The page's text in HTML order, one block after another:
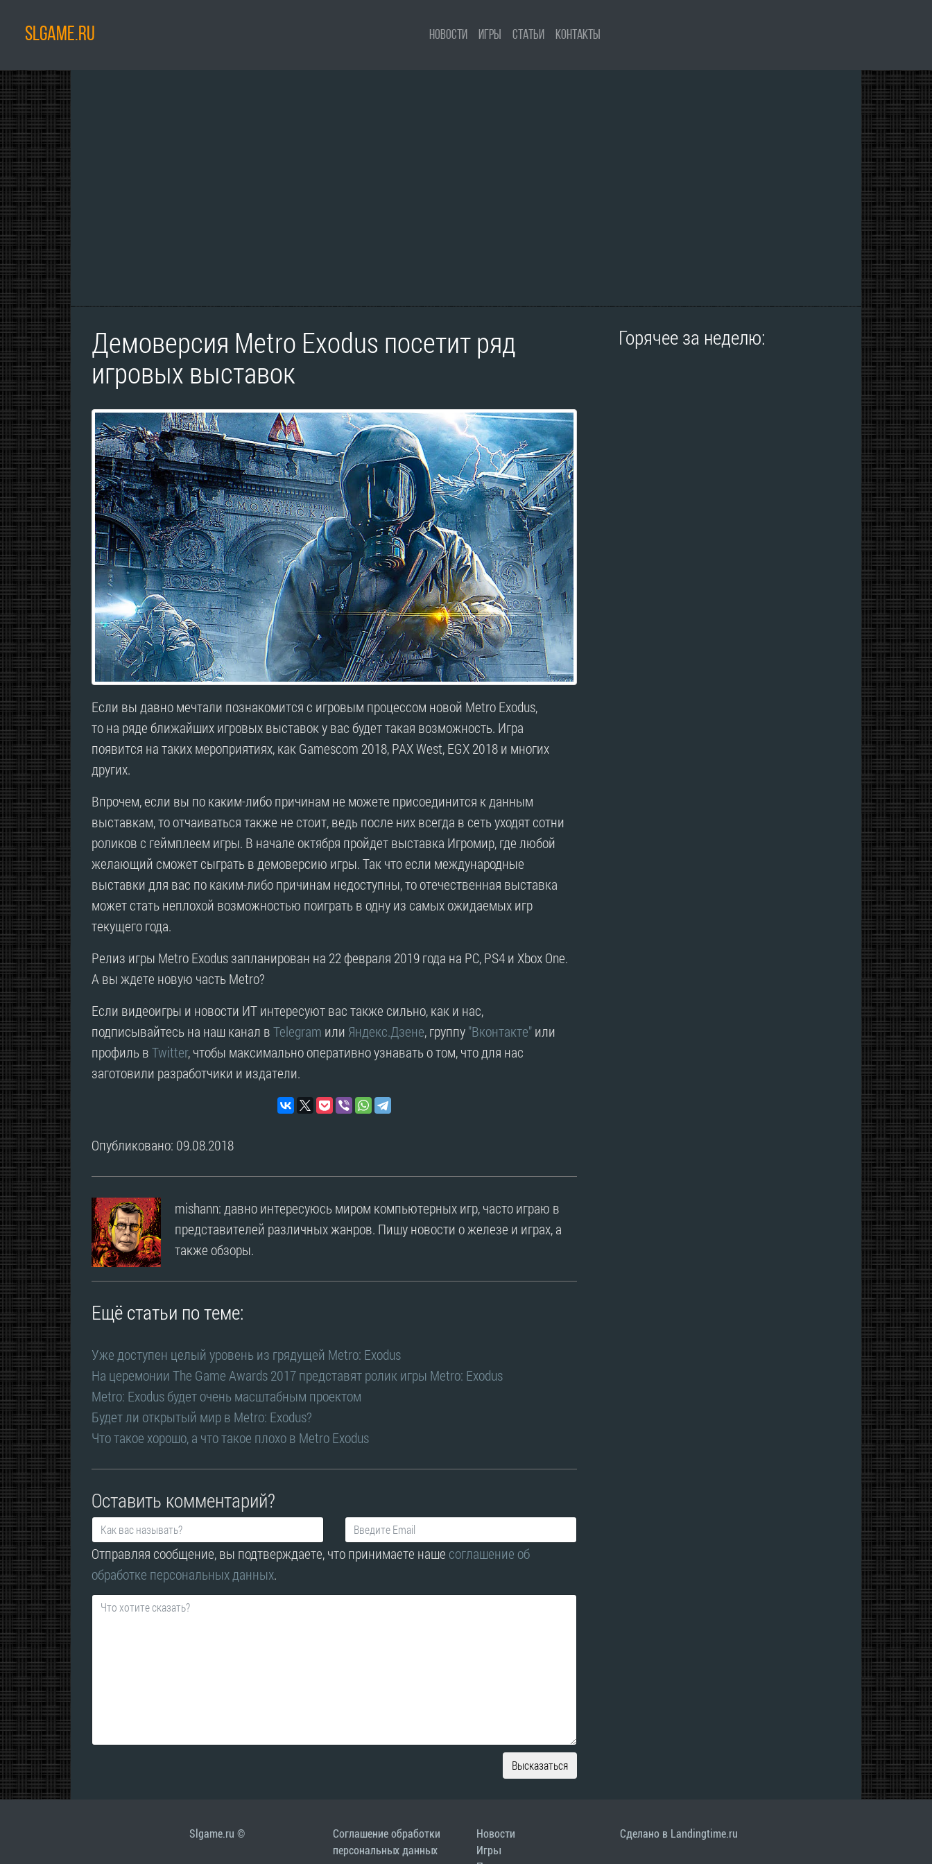
SLGAME.RU Новости Игры Статьи Контакты
Демоверсия Metro Exodus посетит ряд
игровых выставок
Если вы давно мечтали познакомится с игровым процессом новой Metro Exodus,
то на ряде ближайших игровых выставок у вас будет такая возможность. Игра
появится на таких мероприятиях, как Gamescom 2018, PAX West, EGX 2018 и многих
других.
Впрочем, если вы по каким-либо причинам не можете присоединится к данным
выставкам, то отчаиваться также не стоит, ведь после них всегда в сеть уходят сотни
роликов с геймплеем игры. В начале октября пройдет выставка Игромир, где любой
желающий сможет сыграть в демоверсию игры. Так что если международные
выставки для вас по каким-либо причинам недоступны, то отечественная выставка
может стать неплохой возможностью поиграть в одну из самых ожидаемых игр
текущего года.
Релиз игры Metro Exodus запланирован на 22 февраля 2019 года на PC, PS4 и Xbox One.
А вы ждете новую часть Metro?
Если видеоигры и новости ИТ интересуют вас также сильно, как и нас,
подписывайтесь на наш канал вTelegram или Яндекс.Дзене, группу"Вконтакте"или
профиль вTwitter, чтобы максимально оперативно узнавать о том, что для нас
заготовили разработчики и издатели.
Опубликовано: 09.08.2018
mishann: давно интересуюсь миром компьютерных игр, часто играю в
представителей различных жанров. Пишу новости о железе и играх, а
также обзоры.
Ещё статьи по теме:
Уже доступен целый уровень из грядущей Metro: Exodus
На церемонии The Game Awards 2017 представят ролик игры Metro: Exodus
Metro: Exodus будет очень масштабным проектом
Будет ли открытый мир в Metro: Exodus?
Что такое хорошо, а что такое плохо в Metro Exodus
Оставить комментарий?
Отправляя сообщение, вы подтверждаете, что принимаете наше соглашение об
обработке персональных данных.
Высказаться
Горячее за неделю:
Slgame.ru ©
Соглашение обработки
персональных данных
Новости
Игры
Сделано в Landingtime.ru